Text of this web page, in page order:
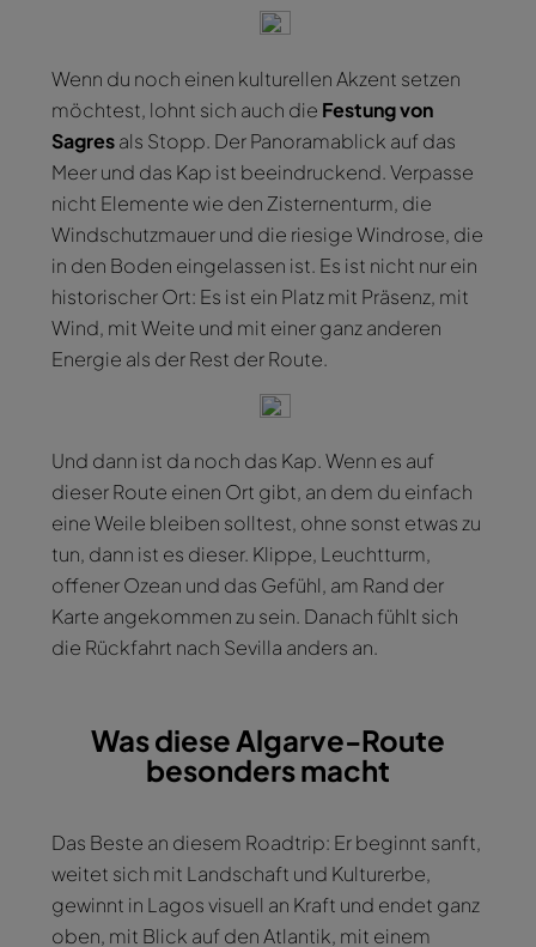
Wenn du noch einen kulturellen Akzent setzen
möchtest, lohnt sich auch die Festung von
Sagresals Stopp. Der Panoramablick auf das
Meer und das Kap ist beeindruckend. Verpasse
nicht Elemente wie den Zisternenturm, die
Windschutzmauer und die riesige Windrose, die
in den Boden eingelassen ist. Es ist nicht nur ein
historischer Ort: Es ist ein Platz mit Präsenz, mit
Wind, mit Weite und mit einer ganz anderen
Energie als der Rest der Route.
Und dann ist da noch das Kap. Wenn es auf
dieser Route einen Ort gibt, an dem du einfach
eine Weile bleiben solltest, ohne sonst etwas zu
tun, dann ist es dieser. Klippe, Leuchtturm,
offener Ozean und das Gefühl, am Rand der
Karte angekommen zu sein. Danach fühlt sich
die Rückfahrt nach Sevilla anders an.
Was diese Algarve-Route
besonders macht
Das Beste an diesem Roadtrip: Er beginnt sanft,
weitet sich mit Landschaft und Kulturerbe,
gewinnt in Lagos visuell an Kraft und endet ganz
oben, mit Blick auf den Atlantik, mit einem